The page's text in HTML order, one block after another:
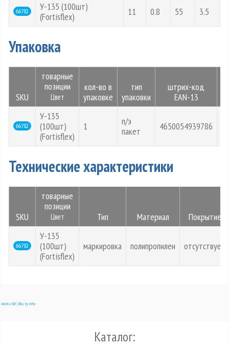
66782
У-135 (100шт)
(Fortisflex)
11 0.8 55 3.5
Упаковка
SKU
товарные
позиции
Цвет
кол-во в
упаковке
тип
упаковки
штрих-код
EAN-13
66782
У-135
(100шт)
(Fortisflex)
1
п/э
пакет
4650054939786
Технические характеристики
SKU
товарные
позиции
Цвет Тип Материал Покрытие
66782
У-135
(100шт)
(Fortisflex)
маркировка полипропилен отсутствует
Joomla SEF URLs by Artio
Каталог: